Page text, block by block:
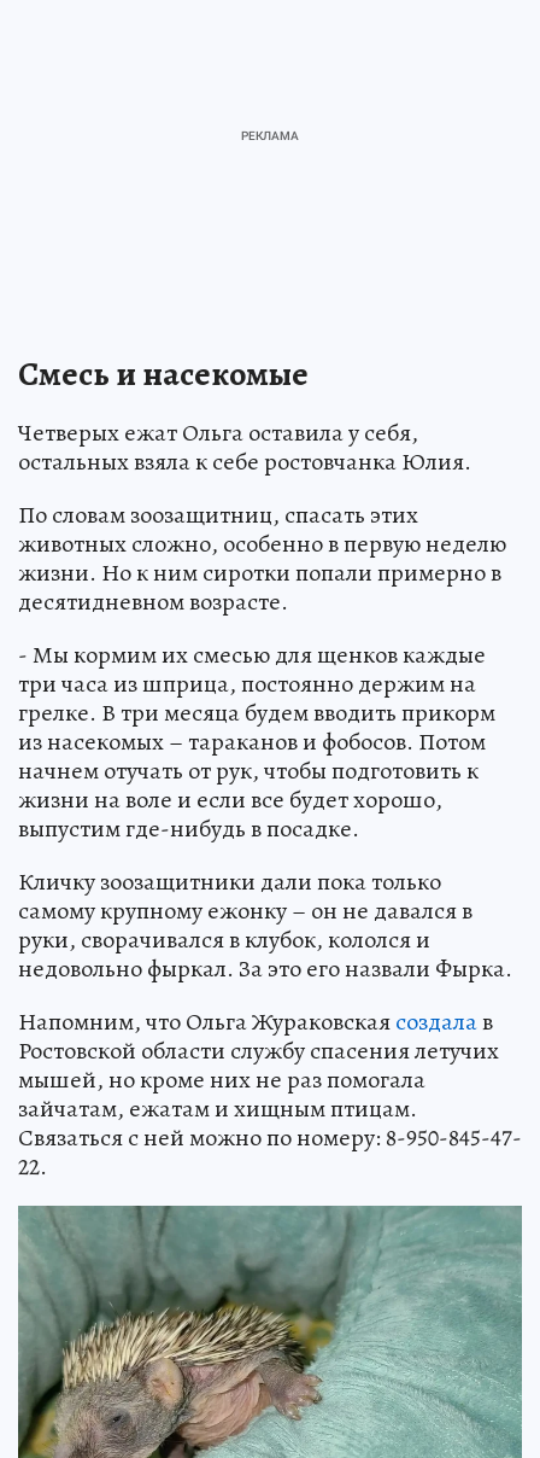
Смесь и насекомые
Четверых ежат Ольга оставила у себя,
остальных взяла к себе ростовчанка Юлия.
По словам зоозащитниц, спасать этих
животных сложно, особенно в первую неделю
жизни. Но к ним сиротки попали примерно в
десятидневном возрасте.
- Мы кормим их смесью для щенков каждые
три часа из шприца, постоянно держим на
грелке. В три месяца будем вводить прикорм
из насекомых – тараканов и фобосов. Потом
начнем отучать от рук, чтобы подготовить к
жизни на воле и если все будет хорошо,
выпустим где-нибудь в посадке.
Кличку зоозащитники дали пока только
самому крупному ежонку – он не давался в
руки, сворачивался в клубок, кололся и
недовольно фыркал. За это его назвали Фырка.
Напомним, что Ольга Жураковскаясоздалав
Ростовской области службу спасения летучих
мышей, но кроме них не раз помогала
зайчатам, ежатам и хищным птицам.
Связаться с ней можно по номеру: 8-950-845-47-
22.